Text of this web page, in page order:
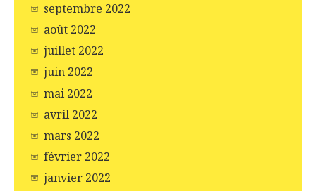
septembre 2022
août 2022
juillet 2022
juin 2022
mai 2022
avril 2022
mars 2022
février 2022
janvier 2022